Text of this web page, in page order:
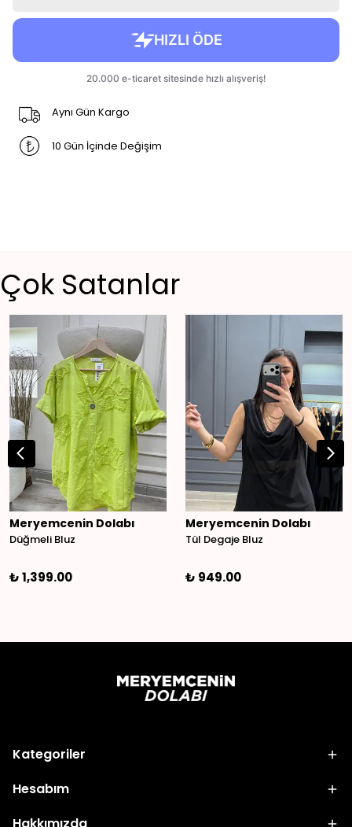
Aynı Gün Kargo
10 Gün İçinde Değişim
Çok Satanlar
Meryemcenin Dolabı
Düğmeli Bluz
₺ 1,399.00
Meryemcenin Dolabı
Tül Degaje Bluz
₺ 949.00
Kategoriler
Hesabım